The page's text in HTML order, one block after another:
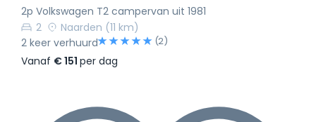
2p Volkswagen T2 campervan uit 1981
2
Naarden (11 km)
2 keer verhuurd
(2)
Vanaf € 151 per dag